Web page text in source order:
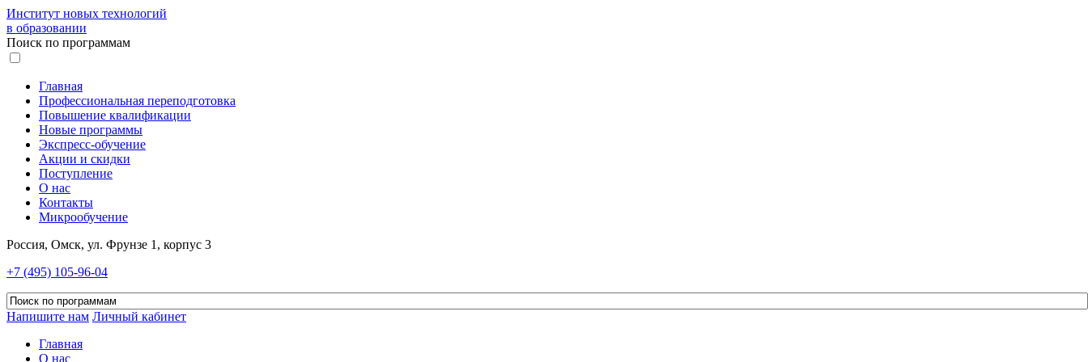
Институт новых технологий
в образовании
Поиск по программам
Главная
Профессиональная переподготовка
Повышение квалификации
Новые программы
Экспресс-обучение
Акции и скидки
Поступление
О нас
Контакты
Микрообучение
Россия, Омск, ул. Фрунзе 1, корпус 3
+7 (495) 105-96-04
Напишите нам Личный кабинет
Главная
О нас